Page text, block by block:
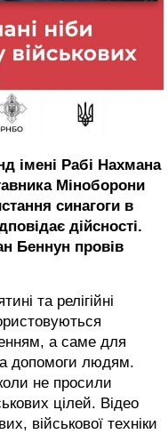
імені Рабі Нахмана
Міноборони
синагоги в
дійсності.
Беннун провів
та релігійні
а саме для
допомоги людям.
не просили
цілей. Відео
військової техніки